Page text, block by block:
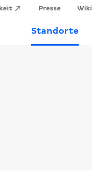
Presse Wiki
Standorte